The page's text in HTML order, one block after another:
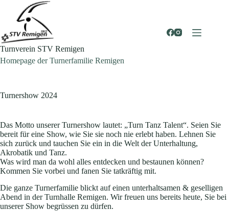
springen
Turnverein STV Remigen
Homepage der Turnerfamilie Remigen
Turnershow 2024
Das Motto unserer Turnershow lautet: „Turn Tanz Talent“. Seien Sie
bereit für eine Show, wie Sie sie noch nie erlebt haben. Lehnen Sie
sich zurück und tauchen Sie ein in die Welt der Unterhaltung,
Akrobatik und Tanz.
Was wird man da wohl alles entdecken und bestaunen können?
Kommen Sie vorbei und fanen Sie tatkräftig mit.
Die ganze Turnerfamilie blickt auf einen unterhaltsamen & geselligen
Abend in der Turnhalle Remigen. Wir freuen uns bereits heute, Sie bei
unserer Show begrüssen zu dürfen.